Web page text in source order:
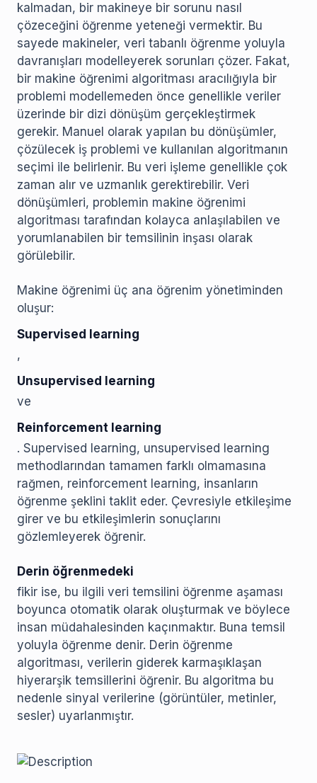
kalmadan, bir makineye bir sorunu nasıl
çözeceğini öğrenme yeteneği vermektir. Bu
sayede makineler, veri tabanlı öğrenme yoluyla
davranışları modelleyerek sorunları çözer. Fakat,
bir makine öğrenimi algoritması aracılığıyla bir
problemi modellemeden önce genellikle veriler
üzerinde bir dizi dönüşüm gerçekleştirmek
gerekir. Manuel olarak yapılan bu dönüşümler,
çözülecek iş problemi ve kullanılan algoritmanın
seçimi ile belirlenir. Bu veri işleme genellikle çok
zaman alır ve uzmanlık gerektirebilir. Veri
dönüşümleri, problemin makine öğrenimi
algoritması tarafından kolayca anlaşılabilen ve
yorumlanabilen bir temsilinin inşası olarak
görülebilir.
Makine öğrenimi üç ana öğrenim yönetiminden
oluşur:
Supervised learning
,
Unsupervised learning
ve
Reinforcement learning
. Supervised learning, unsupervised learning
methodlarından tamamen farklı olmamasına
rağmen, reinforcement learning, insanların
öğrenme şeklini taklit eder. Çevresiyle etkileşime
girer ve bu etkileşimlerin sonuçlarını
gözlemleyerek öğrenir.
Derin öğrenmedeki
fikir ise, bu ilgili veri temsilini öğrenme aşaması
boyunca otomatik olarak oluşturmak ve böylece
insan müdahalesinden kaçınmaktır. Buna temsil
yoluyla öğrenme denir. Derin öğrenme
algoritması, verilerin giderek karmaşıklaşan
hiyerarşik temsillerini öğrenir. Bu algoritma bu
nedenle sinyal verilerine (görüntüler, metinler,
sesler) uyarlanmıştır.